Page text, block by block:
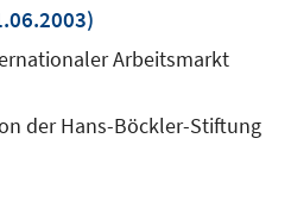
Arbeitsmarkt
der Hans-Böckler-Stiftung